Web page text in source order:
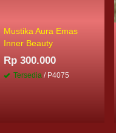
Mustika Aura Emas
Inner Beauty
Rp 300.000
Tersedia / P4075